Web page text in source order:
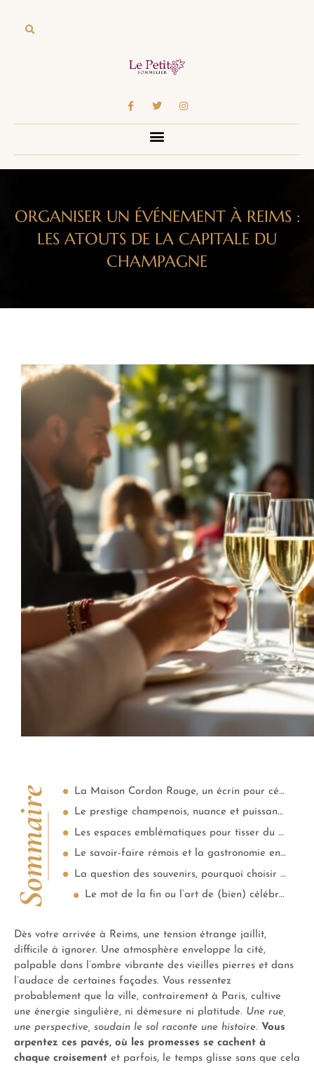
ORGANISER UN ÉVÉNEMENT À REIMS :
LES ATOUTS DE LA CAPITALE DU
CHAMPAGNE
Sommaire
La Maison Cordon Rouge, un écrin pour célébrer l’excellence
Le prestige champenois, nuance et puissance de l’instant partagé
Les espaces emblématiques pour tisser du lien
Le savoir-faire rémois et la gastronomie en mouvement
La question des souvenirs, pourquoi choisir Reims ?
Le mot de la fin ou l’art de (bien) célébrer
Dès votre arrivée à Reims, une tension étrange jaillit,
difficile à ignorer. Une atmosphère enveloppe la cité,
palpable dans l’ombre vibrante des vieilles pierres et dans
l’audace de certaines façades. Vous ressentez
probablement que la ville, contrairement à Paris, cultive
une énergie singulière, ni démesure ni platitude. Une rue,
une perspective, soudain le sol raconte une histoire. Vous
arpentez ces pavés, où les promesses se cachent à
chaque croisement et parfois, le temps glisse sans que cela